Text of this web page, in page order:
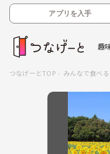
アプリを入手
趣
つなげーとTOP みんなで食べる